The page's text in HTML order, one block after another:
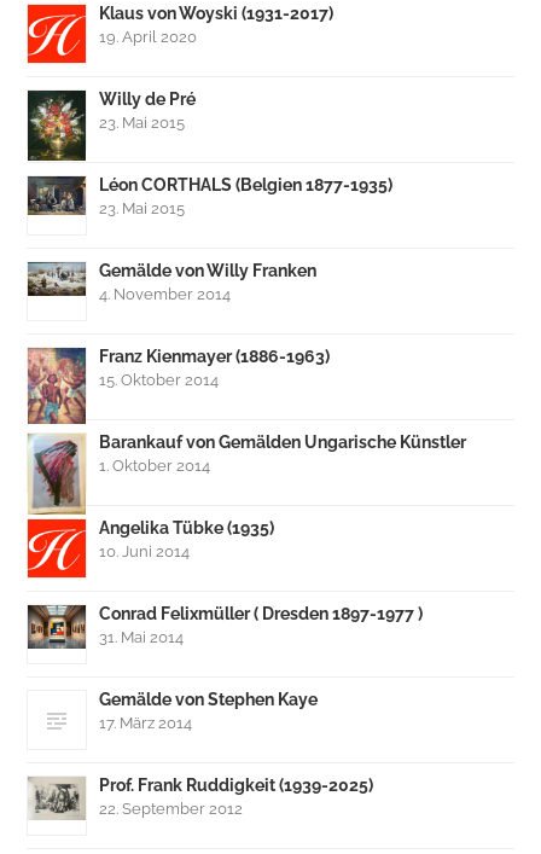
Klaus von Woyski (1931-2017)
19. April 2020
Willy de Pré
23. Mai 2015
Léon CORTHALS (Belgien 1877-1935)
23. Mai 2015
Gemälde von Willy Franken
4. November 2014
Franz Kienmayer (1886-1963)
15. Oktober 2014
Barankauf von Gemälden Ungarische Künstler
1. Oktober 2014
Angelika Tübke (1935)
10. Juni 2014
Conrad Felixmüller ( Dresden 1897-1977 )
31. Mai 2014
Gemälde von Stephen Kaye
17. März 2014
Prof. Frank Ruddigkeit (1939-2025)
22. September 2012